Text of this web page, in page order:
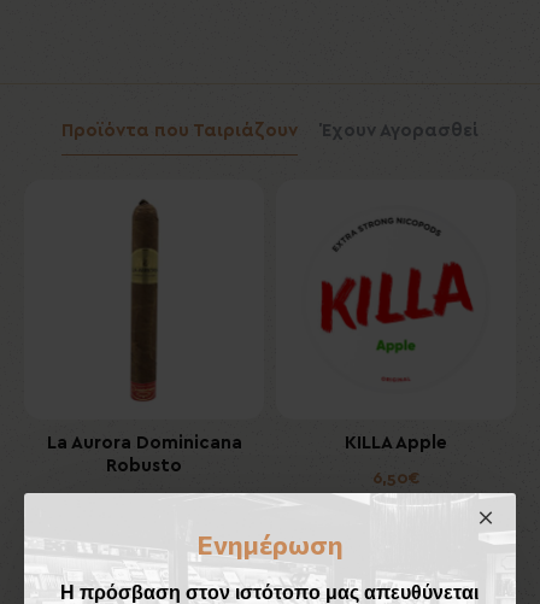
Ενημέρωση
Η πρόσβαση στον ιστότοπο μας απευθύνεται
Προϊόντα που Ταιριάζουν Έχουν Αγορασθεί
La Aurora Dominicana
Robusto
KILLA Apple
6,50€